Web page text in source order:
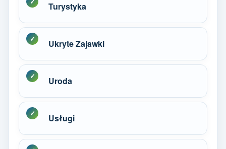
Turystyka
Ukryte Zajawki
Uroda
Usługi